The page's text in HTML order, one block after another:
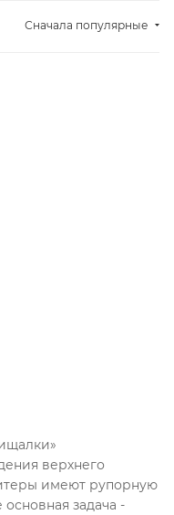
Сначала популярные
верхнего
имеют рупорную
задача -